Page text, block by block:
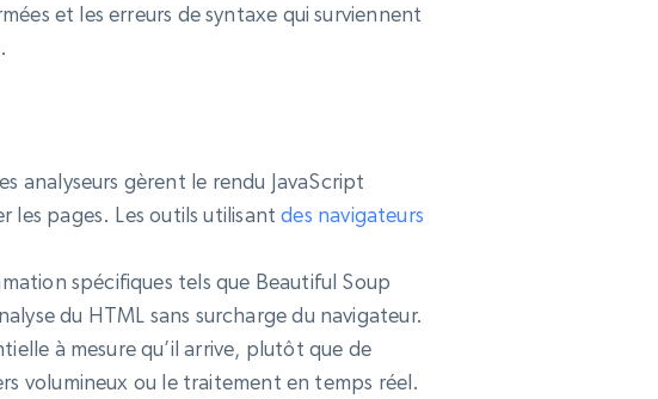
et les erreurs de syntaxe qui surviennent
analyseurs gèrent le rendu JavaScript
les pages. Les outils utilisantdes navigateurs
spécifiques tels que Beautiful Soup
du HTML sans surcharge du navigateur.
à mesure qu’il arrive, plutôt que de
volumineux ou le traitement en temps réel.